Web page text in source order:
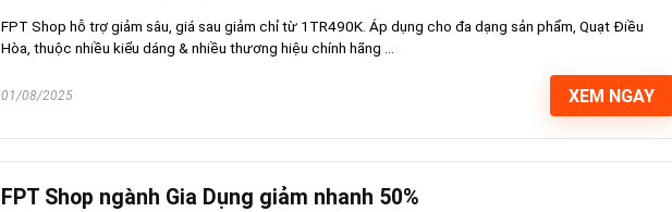
FPT Shop hỗ trợ giảm sâu, giá sau giảm chỉ từ 1TR490K. Áp dụng cho đa dạng sản phẩm, Quạt Điều
Hòa, thuộc nhiều kiểu dáng & nhiều thương hiệu chính hãng ...
01/08/2025 XEM NGAY
FPT Shop ngành Gia Dụng giảm nhanh 50%